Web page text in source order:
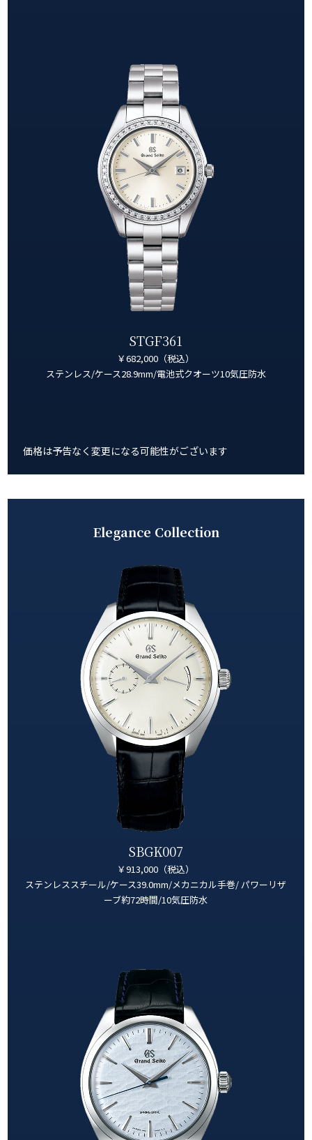
STGF361
￥682,000（税込）
ステンレス/ケース28.9mm/電池式クオーツ10気圧防水
価格は予告なく変更になる可能性がございます
Elegance Collection
SBGK007
￥913,000（税込）
ステンレススチール/ケース39.0mm/メカニカル手巻/ パワーリザ
ーブ約72時間/10気圧防水